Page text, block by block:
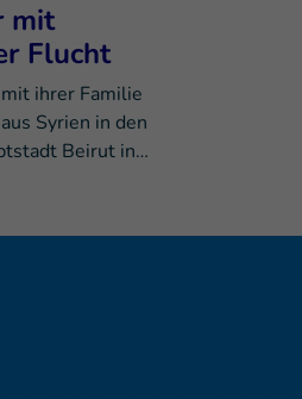
mit
Flucht
ihrer Familie
Syrien in den
Beirut in…